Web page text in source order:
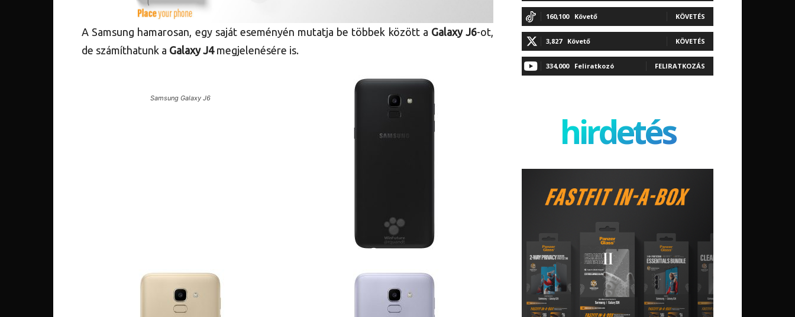
A Samsung hamarosan, egy saját eseményén mutatja be többek között a Galaxy J6-ot,
de számíthatunk a Galaxy J4megjelenésére is.
Samsung Galaxy J6
160,100 Követő KÖVETÉS
3,827 Követő KÖVETÉS
334,000 Feliratkozó FELIRATKOZÁS
hirdetés